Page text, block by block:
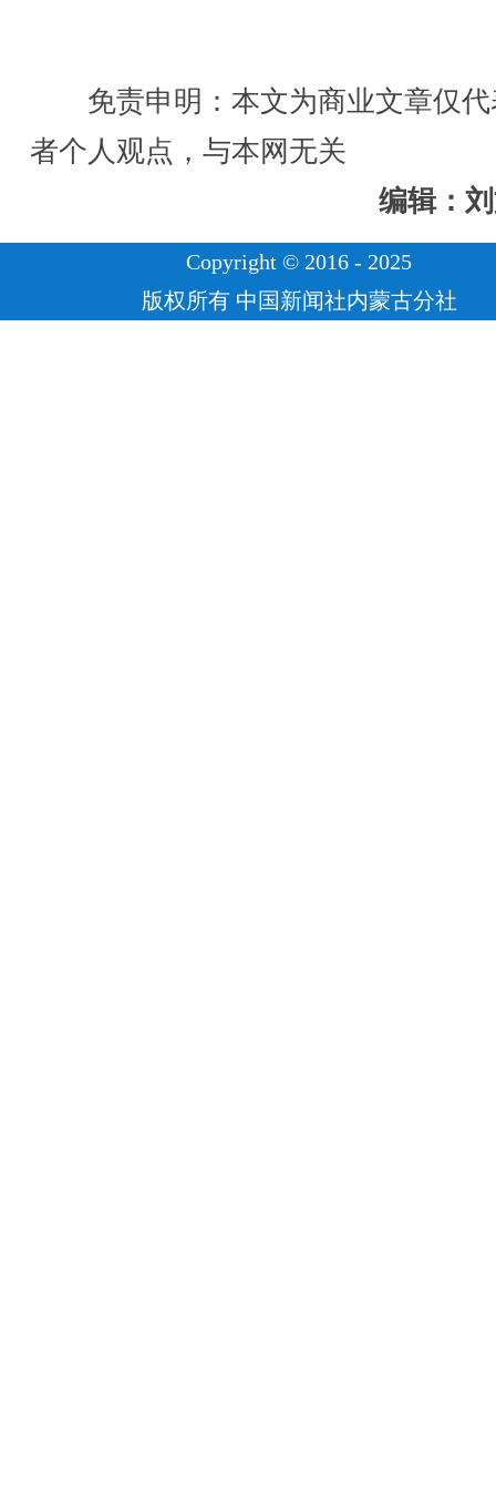
免责申明：本文为商业文章仅代
者个人观点，与本网无关
编辑：
Copyright © 2016 - 2025
版权所有 中国新闻社内蒙古分社